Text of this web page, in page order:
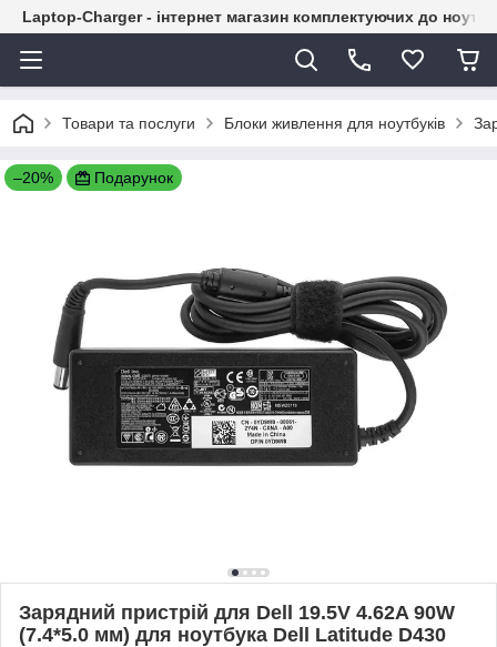
Laptop-Charger - інтернет магазин комплектуючих до
Товари та послуги Блоки живлення для ноутбуків
–20% Подарунок
Зарядний пристрій для Dell 19.5V 4.62A 90W
(7.4*5.0 мм) для ноутбука Dell Latitude D430